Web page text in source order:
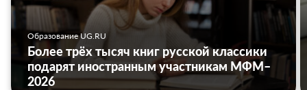
Образование UG.RU
Более трёх тысяч книг русской классики
подарят иностранным участникам МФМ–
2026